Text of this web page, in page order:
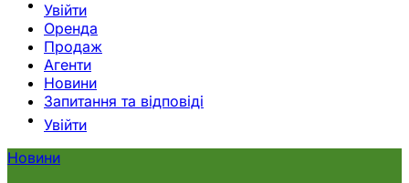
Увійти
Оренда
Продаж
Агенти
Новини
Запитання та відповіді
Увійти
Новини